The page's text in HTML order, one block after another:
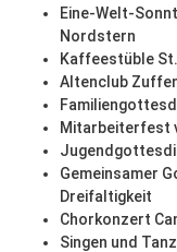
Eine-Welt-
Nordstern
Kaffeestüble
Altenclub
Mitarbeiterfest
Gemeinsamer
Dreifaltigkeit
Chorkonzert
Singen und